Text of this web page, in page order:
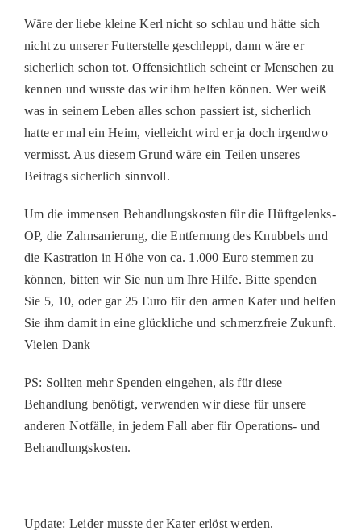
Wäre der liebe kleine Kerl nicht so schlau und hätte sich
nicht zu unserer Futterstelle geschleppt, dann wäre er
sicherlich schon tot. Offensichtlich scheint er Menschen zu
kennen und wusste das wir ihm helfen können. Wer weiß
was in seinem Leben alles schon passiert ist, sicherlich
hatte er mal ein Heim, vielleicht wird er ja doch irgendwo
vermisst. Aus diesem Grund wäre ein Teilen unseres
Beitrags sicherlich sinnvoll.
Um die immensen Behandlungskosten für die Hüftgelenks-
OP, die Zahnsanierung, die Entfernung des Knubbels und
die Kastration in Höhe von ca. 1.000 Euro stemmen zu
können, bitten wir Sie nun um Ihre Hilfe. Bitte spenden
Sie 5, 10, oder gar 25 Euro für den armen Kater und helfen
Sie ihm damit in eine glückliche und schmerzfreie Zukunft.
Vielen Dank
PS: Sollten mehr Spenden eingehen, als für diese
Behandlung benötigt, verwenden wir diese für unsere
anderen Notfälle, in jedem Fall aber für Operations- und
Behandlungskosten.
Update: Leider musste der Kater erlöst werden.